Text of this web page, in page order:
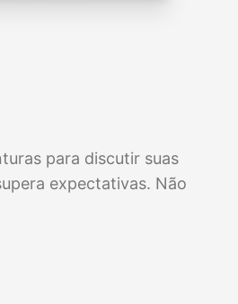
para discutir suas
expectativas. Não